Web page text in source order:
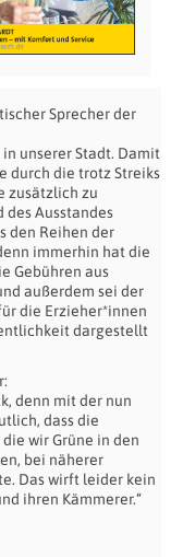
Sprecher der
unserer Stadt. Damit
durch die trotz Streiks
zusätzlich zu
Ausstandes
den Reihen der
immerhin hat die
Gebühren aus
außerdem sei der
die Erzieher*innen
dargestellt
denn mit der nun
dass die
wir Grüne in den
bei näherer
Das wirft leider kein
ihren Kämmerer.“